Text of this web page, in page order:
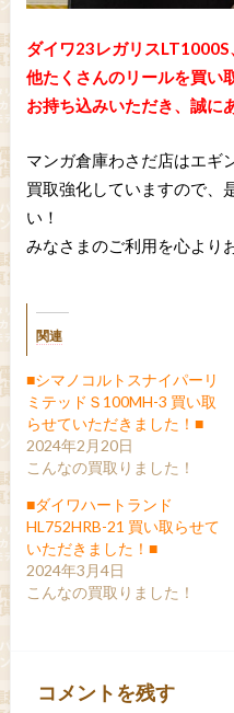
ダイワ23レガリス
他たくさんのリールを買い
お持ち込みいただき、誠に
マンガ倉庫わさだ店はエギ
買取強化していますので、
い！
みなさまのご利用を心より
関連
■シマノコルトスナイパーリ
ミテッドＳ100MH-3 買い取
らせていただきました！■
2024年2月20日
こんなの買取りました！
■ダイワハートランド
HL752HRB-21 買い取らせて
いただきました！■
2024年3月4日
こんなの買取りました！
コメントを残す